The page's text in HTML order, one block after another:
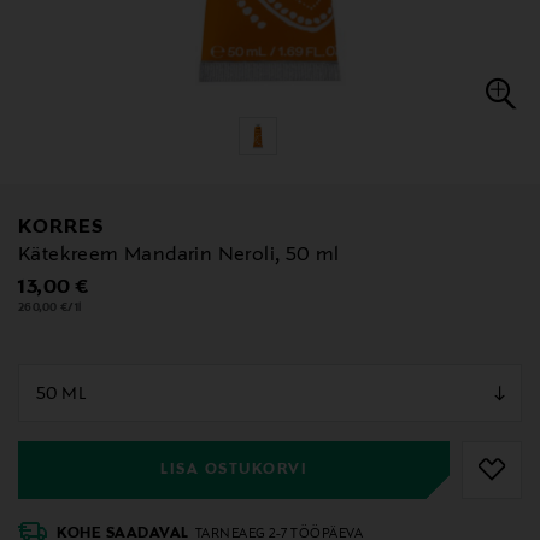
KORRES
Kätekreem Mandarin Neroli, 50 ml
Original Price
13,00 €
260,00 €/1l
LISA OSTUKORVI
KOHE SAADAVAL TARNEAEG 2-7 TÖÖPÄEVA